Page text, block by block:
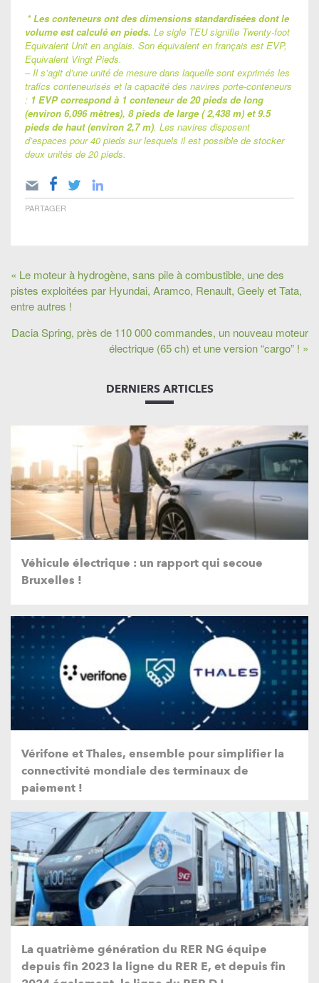
* Les conteneurs ont des dimensions standardisées dont le
volume est calculé en pieds. Le sigle TEU signifie Twenty-foot
Equivalent Unit en anglais. Son équivalent en français est EVP,
Equivalent Vingt Pieds.
– Il s’agit d’une unité de mesure dans laquelle sont exprimés les
trafics conteneurisés et la capacité des navires porte-conteneurs
: 1 EVP correspond à 1 conteneur de 20 pieds de long
(environ 6,096 mètres), 8 pieds de large ( 2,438 m) et 9.5
pieds de haut (environ 2,7 m). Les navires disposent
d’espaces pour 40 pieds sur lesquels il est possible de stocker
deux unités de 20 pieds.
PARTAGER
« Le moteur à hydrogène, sans pile à combustible, une des
pistes exploitées par Hyundai, Aramco, Renault, Geely et Tata,
entre autres !
Dacia Spring, près de 110 000 commandes, un nouveau moteur
électrique (65 ch) et une version “cargo” ! »
DERNIERS ARTICLES
Véhicule électrique : un rapport qui secoue
Bruxelles !
Vérifone et Thales, ensemble pour simplifier la
connectivité mondiale des terminaux de
paiement !
La quatrième génération du RER NG équipe
depuis fin 2023 la ligne du RER E, et depuis fin